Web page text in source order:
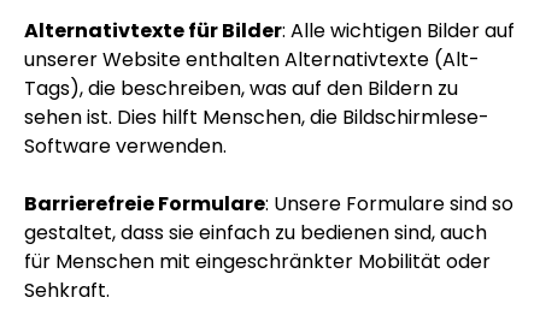
Alternativtexte für Bilder: Alle wichtigen Bilder auf
unserer Website enthalten Alternativtexte (Alt-
Tags), die beschreiben, was auf den Bildern zu
sehen ist. Dies hilft Menschen, die Bildschirmlese-
Software verwenden.
Barrierefreie Formulare: Unsere Formulare sind so
gestaltet, dass sie einfach zu bedienen sind, auch
für Menschen mit eingeschränkter Mobilität oder
Sehkraft.